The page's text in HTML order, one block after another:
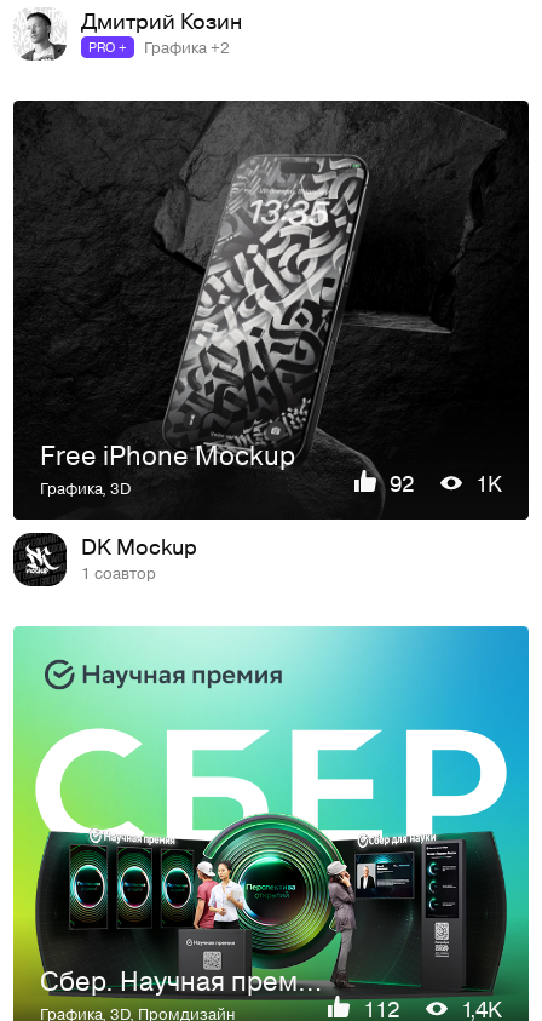
Дмитрий Козин
PRO + Графика +2
Free iPhone Mockup
Графика,3D 92 1K
DK Mockup
1 соавтор
Сбер. Научная премия.
Графика,3D,Промдизайн 112 1,4K